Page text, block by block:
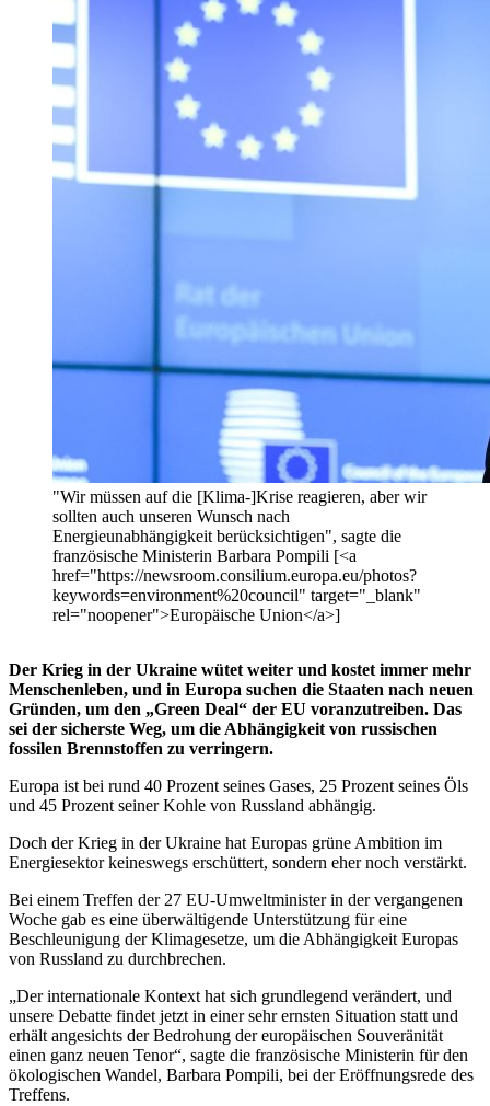
"Wir müssen auf die [Klima-]Krise reagieren, aber wir
sollten auch unseren Wunsch nach
Energieunabhängigkeit berücksichtigen", sagte die
französische Ministerin Barbara Pompili [<a
href="https://newsroom.consilium.europa.eu/photos?
keywords=environment%20council" target="_blank"
rel="noopener">Europäische Union</a>]
Der Krieg in der Ukraine wütet weiter und kostet immer mehr
Menschenleben, und in Europa suchen die Staaten nach neuen
Gründen, um den „Green Deal“ der EU voranzutreiben. Das
sei der sicherste Weg, um die Abhängigkeit von russischen
fossilen Brennstoffen zu verringern.
Europa ist bei rund 40 Prozent seines Gases, 25 Prozent seines Öls
und 45 Prozent seiner Kohle von Russland abhängig.
Doch der Krieg in der Ukraine hat Europas grüne Ambition im
Energiesektor keineswegs erschüttert, sondern eher noch verstärkt.
Bei einem Treffen der 27 EU-Umweltminister in der vergangenen
Woche gab es eine überwältigende Unterstützung für eine
Beschleunigung der Klimagesetze, um die Abhängigkeit Europas
von Russland zu durchbrechen.
„Der internationale Kontext hat sich grundlegend verändert, und
unsere Debatte findet jetzt in einer sehr ernsten Situation statt und
erhält angesichts der Bedrohung der europäischen Souveränität
einen ganz neuen Tenor“, sagte die französische Ministerin für den
ökologischen Wandel, Barbara Pompili, bei der Eröffnungsrede des
Treffens.